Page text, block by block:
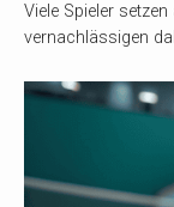
Viele Spieler
vernachlässigen